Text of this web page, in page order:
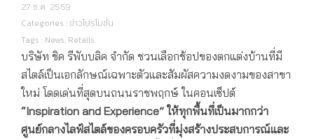
27 ธ.ค. 2559
Categories : ข่าวโปรโมชั่น
Tags : News, Retails
บริษัท ชิค รีพับบลิค จำกัด ชวนเลือกช้อปของตกแต่งบ้านที่มี
สไตล์เป็นเอกลักษณ์เฉพาะตัวและสัมผัสความงดงามของสาขา
ใหม่ โดดเด่นที่สุดบนถนนราชพฤกษ์ ในคอนเซ็ปต์
“Inspiration and Experience” ให้ทุกพื้นที่เป็นมากกว่า
ศูนย์กลางไลฟ์สไตล์ของครอบครัวที่มุ่งสร้างประสบการณ์และ